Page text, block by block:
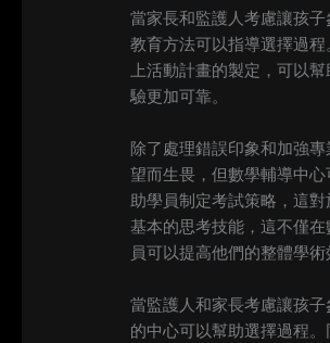
當家長和監護人考慮讓孩
教育方法可以指導選擇過
上活動計畫的製定，可以
驗更加可靠。
除了處理錯誤印象和加強
望而生畏，但數學輔導中
助學員制定考試策略，這
基本的思考技能，這不僅
員可以提高他們的整體學術
當監護人和家長考慮讓孩
的中心可以幫助選擇過程